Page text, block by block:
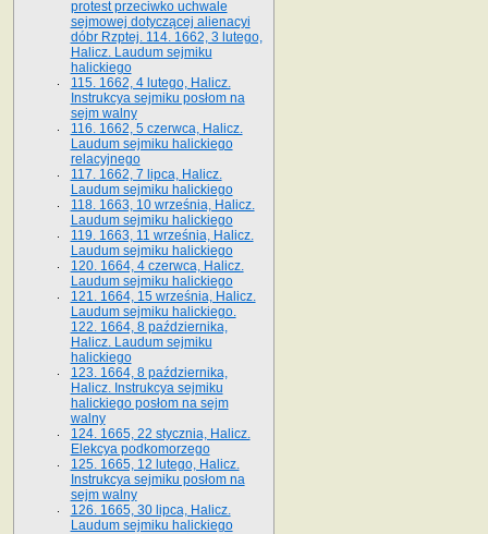
protest przeciwko uchwale
sejmowej dotyczącej alienacyi
dóbr Rzptej. 114. 1662, 3 lutego,
Halicz. Laudum sejmiku
halickiego
115. 1662, 4 lutego, Halicz.
Instrukcya sejmiku posłom na
sejm walny
116. 1662, 5 czerwca, Halicz.
Laudum sejmiku halickiego
relacyjnego
117. 1662, 7 lipca, Halicz.
Laudum sejmiku halickiego
118. 1663, 10 września, Halicz.
Laudum sejmiku halickiego
119. 1663, 11 września, Halicz.
Laudum sejmiku halickiego
120. 1664, 4 czerwca, Halicz.
Laudum sejmiku halickiego
121. 1664, 15 września, Halicz.
Laudum sejmiku halickiego.
122. 1664, 8 października,
Halicz. Laudum sejmiku
halickiego
123. 1664, 8 października,
Halicz. Instrukcya sejmiku
halickiego posłom na sejm
walny
124. 1665, 22 stycznia, Halicz.
Elekcya podkomorzego
125. 1665, 12 lutego, Halicz.
Instrukcya sejmiku posłom na
sejm walny
126. 1665, 30 lipca, Halicz.
Laudum sejmiku halickiego